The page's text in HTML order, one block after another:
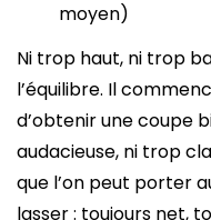
moyen)
Ni trop haut, ni trop
l’équilibre. Il
d’obtenir une coupe
audacieuse, ni trop
que l’on peut porter
lasser : toujours net,